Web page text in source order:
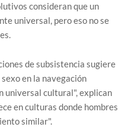
consideran que un
universal, pero eso no se
de subsistencia sugiere
en la navegación
universal cultural", explican
en culturas donde hombres
similar".